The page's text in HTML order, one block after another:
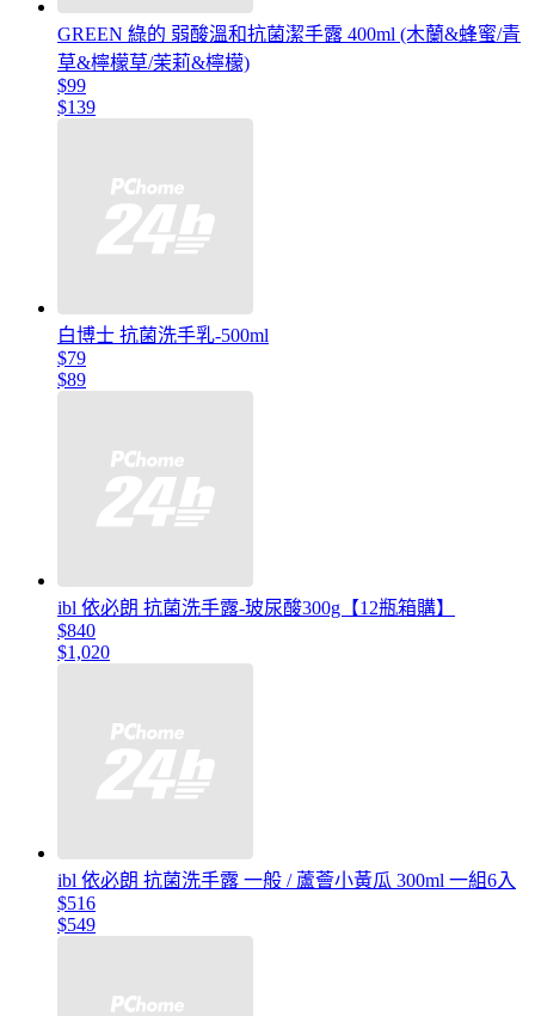
GREEN 綠的 弱酸溫和抗菌潔手露 400ml (木蘭&蜂蜜/青
草&檸檬草/茉莉&檸檬)
$99
$139
白博士 抗菌洗手乳-500ml
$79
$89
ibl 依必朗 抗菌洗手露-玻尿酸300g【12瓶箱購】
$840
$1,020
ibl 依必朗 抗菌洗手露 一般 / 蘆薈小黃瓜 300ml 一組6入
$516
$549